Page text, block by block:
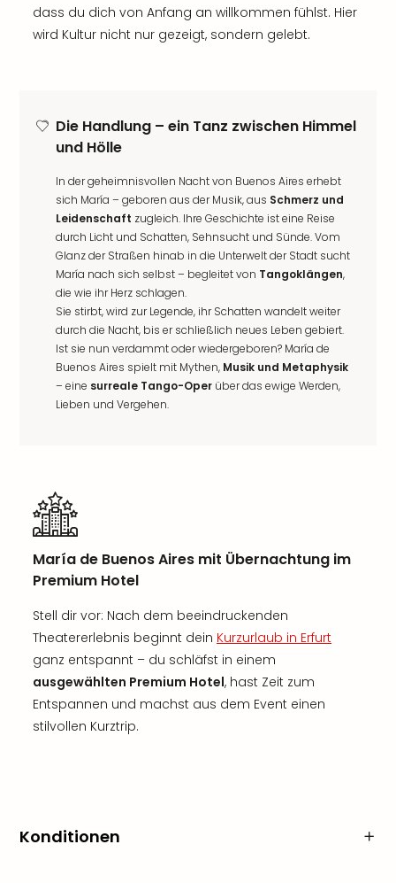
dass du dich von Anfang an willkommen fühlst. Hier
wird Kultur nicht nur gezeigt, sondern gelebt.
Die Handlung – ein Tanz zwischen Himmel
und Hölle
In der geheimnisvollen Nacht von Buenos Aires erhebt
sich María – geboren aus der Musik, aus Schmerz und
Leidenschaft zugleich. Ihre Geschichte ist eine Reise
durch Licht und Schatten, Sehnsucht und Sünde. Vom
Glanz der Straßen hinab in die Unterwelt der Stadt sucht
María nach sich selbst – begleitet von Tangoklängen,
die wie ihr Herz schlagen.
Sie stirbt, wird zur Legende, ihr Schatten wandelt weiter
durch die Nacht, bis er schließlich neues Leben gebiert.
Ist sie nun verdammt oder wiedergeboren? María de
Buenos Aires spielt mit Mythen, Musik und Metaphysik
– eine surreale Tango-Oper über das ewige Werden,
Lieben und Vergehen.
María de Buenos Aires mit Übernachtung im
Premium Hotel
Stell dir vor: Nach dem beeindruckenden
Theatererlebnis beginnt dein Kurzurlaub in Erfurt
ganz entspannt – du schläfst in einem
ausgewählten Premium Hotel, hast Zeit zum
Entspannen und machst aus dem Event einen
stilvollen Kurztrip.
Konditionen